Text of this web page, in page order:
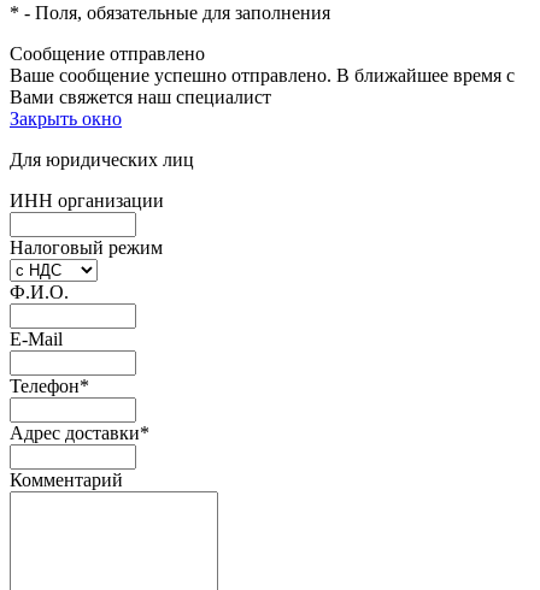
* - Поля, обязательные для заполнения
Сообщение отправлено
Ваше сообщение успешно отправлено. В ближайшее время с
Вами свяжется наш специалист
Закрыть окно
Для юридических лиц
ИНН организации
Налоговый режим
Ф.И.О.
E-Mail
Телефон*
Адрес доставки*
Комментарий